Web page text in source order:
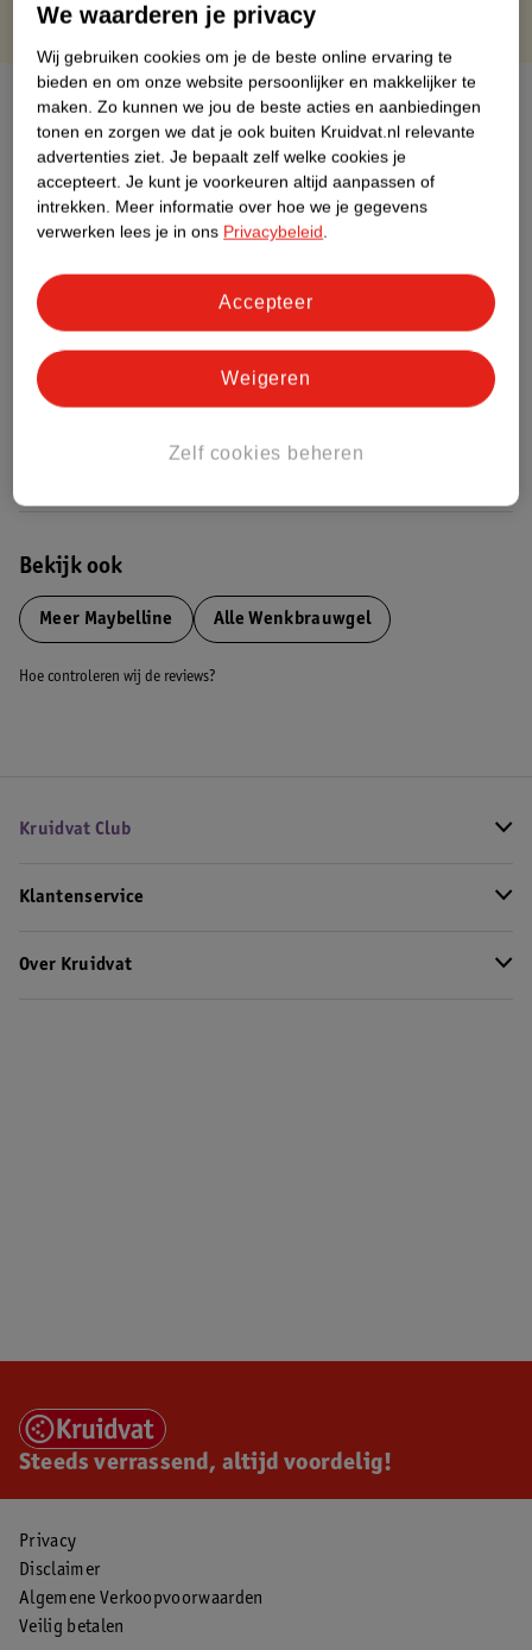
Over dit product
Productinformatie
Etiketinformatie
Nature Impact Score
Dit product heeft (nog) geen Nature
Impact Score.
Meer informatie
Bekijk ook
Meer Maybelline Alle Wenkbrauwgel
Hoe controleren wij de reviews?
Kruidvat Club
Klantenservice
Over Kruidvat
Steeds verrassend, altijd voordelig!
Privacy
Disclaimer
Algemene Verkoopvoorwaarden
Veilig betalen
We waarderen je privacy
Wij gebruiken cookies om je de beste online ervaring te
bieden en om onze website persoonlijker en makkelijker te
maken. Zo kunnen we jou de beste acties en aanbiedingen
tonen en zorgen we dat je ook buiten Kruidvat.nl relevante
advertenties ziet. Je bepaalt zelf welke cookies je
accepteert. Je kunt je voorkeuren altijd aanpassen of
intrekken. Meer informatie over hoe we je gegevens
verwerken lees je in ons Privacybeleid.
Zelf cookies beheren
Weigeren
Accepteer